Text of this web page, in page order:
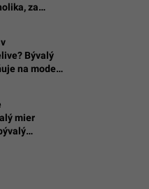
za
Bývalý
na model,
mier